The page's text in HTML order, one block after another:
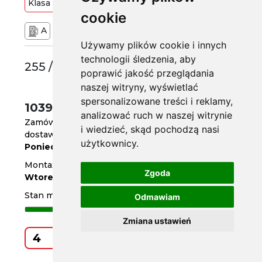
cookie
Używamy plików cookie i innych
technologii śledzenia, aby
poprawić jakość przeglądania
naszej witryny, wyświetlać
spersonalizowane treści i reklamy,
analizować ruch w naszej witrynie
i wiedzieć, skąd pochodzą nasi
użytkownicy.
Zgoda
Odmawiam
Zmiana ustawień
Klasa Premium 104 W
A
255 /45 R19
1039 zł
/szt.
Zamów do
godz. 14
dostawa za 3 dni
Poniedziałek
Montaż w serwisie za 4 dni
Wtorek
Stan magazynowy